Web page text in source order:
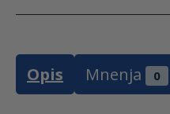
C
M
Opis Mnenja 0